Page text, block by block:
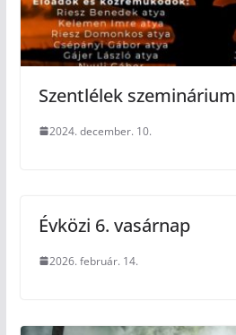
Szentlélek szeminárium
2024. december. 10.
Évközi 6. vasárnap
2026. február. 14.